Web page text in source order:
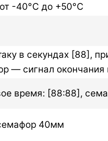
-40°C до +50°C
в секундах [88],
— сигнал окончания
время: [88:88],
40мм